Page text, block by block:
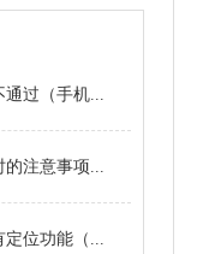
通过（手机...
的注意事项...
定位功能（...